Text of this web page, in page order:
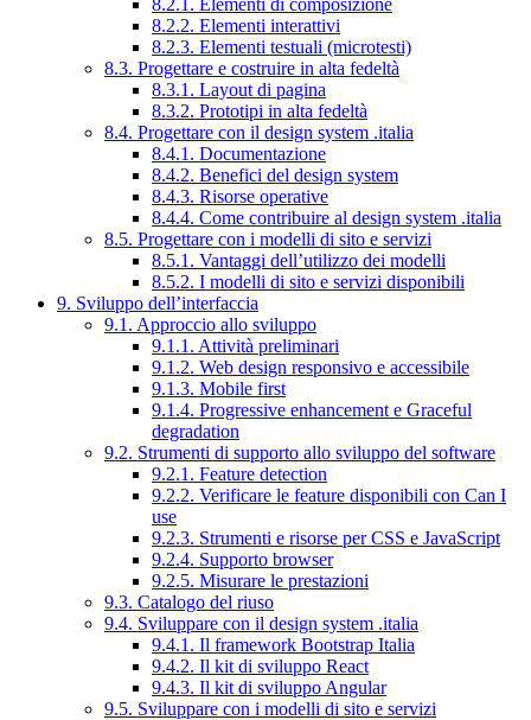
8.2.1. Elementi di composizione
8.2.2. Elementi interattivi
8.2.3. Elementi testuali (microtesti)
8.3. Progettare e costruire in alta fedeltà
8.3.1. Layout di pagina
8.3.2. Prototipi in alta fedeltà
8.4. Progettare con il design system .italia
8.4.1. Documentazione
8.4.2. Benefici del design system
8.4.3. Risorse operative
8.4.4. Come contribuire al design system .italia
8.5. Progettare con i modelli di sito e servizi
8.5.1. Vantaggi dell’utilizzo dei modelli
8.5.2. I modelli di sito e servizi disponibili
9. Sviluppo dell’interfaccia
9.1. Approccio allo sviluppo
9.1.1. Attività preliminari
9.1.2. Web design responsivo e accessibile
9.1.3. Mobile first
9.1.4. Progressive enhancement e Graceful
degradation
9.2. Strumenti di supporto allo sviluppo del software
9.2.1. Feature detection
9.2.2. Verificare le feature disponibili con Can I
use
9.2.3. Strumenti e risorse per CSS e JavaScript
9.2.4. Supporto browser
9.2.5. Misurare le prestazioni
9.3. Catalogo del riuso
9.4. Sviluppare con il design system .italia
9.4.1. Il framework Bootstrap Italia
9.4.2. Il kit di sviluppo React
9.4.3. Il kit di sviluppo Angular
9.5. Sviluppare con i modelli di sito e servizi